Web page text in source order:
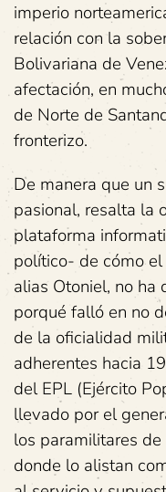
imperio
relación con la
Bolivariana de
afectación, en
de Norte de
fronterizo.
De manera que un
pasional, resalta la
plataforma
político- de cómo
alias Otoniel, no ha
porqué falló en no
de la oficialidad
adherentes hacia
del EPL (Ejército
llevado por el
los paramilitares
donde lo alistan